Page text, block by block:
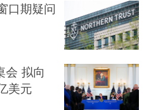
口期疑问
会 拟向
美元